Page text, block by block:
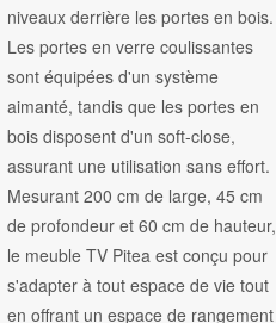
niveaux derrière les portes en bois.
Les portes en verre coulissantes
sont équipées d'un système
aimanté, tandis que les portes en
bois disposent d'un soft-close,
assurant une utilisation sans effort.
Mesurant 200 cm de large, 45 cm
de profondeur et 60 cm de hauteur,
le meuble TV Pitea est conçu pour
s'adapter à tout espace de vie tout
en offrant un espace de rangement